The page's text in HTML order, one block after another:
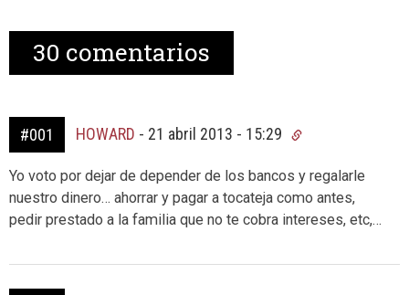
30 comentarios
#001 HOWARD - 21 abril 2013 - 15:29
Yo voto por dejar de depender de los bancos y regalarle
nuestro dinero… ahorrar y pagar a tocateja como antes,
pedir prestado a la familia que no te cobra intereses, etc,…